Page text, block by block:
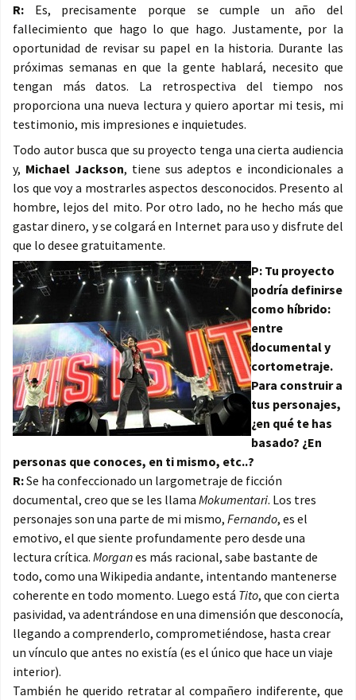
R: Es, precisamente porque se cumple un año del
fallecimiento que hago lo que hago. Justamente, por la
oportunidad de revisar su papel en la historia. Durante las
próximas semanas en que la gente hablará, necesito que
tengan más datos. La retrospectiva del tiempo nos
proporciona una nueva lectura y quiero aportar mi tesis, mi
testimonio, mis impresiones e inquietudes.
Todo autor busca que su proyecto tenga una cierta audiencia
y, Michael Jackson, tiene sus adeptos e incondicionales a
los que voy a mostrarles aspectos desconocidos. Presento al
hombre, lejos del mito. Por otro lado, no he hecho más que
gastar dinero, y se colgará en Internet para uso y disfrute del
que lo desee gratuitamente.
P: Tu proyecto
podría definirse
como híbrido:
entre
documental y
cortometraje.
Para construir a
tus personajes,
¿en qué te has
basado? ¿En
personas que conoces, en ti mismo, etc..?
R:Se ha confeccionado un largometraje de ficción
documental, creo que se les llama Mokumentari. Los tres
personajes son una parte de mi mismo, Fernando, es el
emotivo, el que siente profundamente pero desde una
lectura crítica. Morganes más racional, sabe bastante de
todo, como una Wikipedia andante, intentando mantenerse
coherente en todo momento. Luego está Tito, que con cierta
pasividad, va adentrándose en una dimensión que desconocía,
llegando a comprenderlo, comprometiéndose, hasta crear
un vínculo que antes no existía (es el único que hace un viaje
interior).
También he querido retratar al compañero indiferente, que